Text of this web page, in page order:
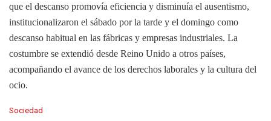
que el descanso promovía eficiencia y disminuía el ausentismo,
institucionalizaron el sábado por la tarde y el domingo como
descanso habitual en las fábricas y empresas industriales. La
costumbre se extendió desde Reino Unido a otros países,
acompañando el avance de los derechos laborales y la cultura del
ocio.
C
Sociedad